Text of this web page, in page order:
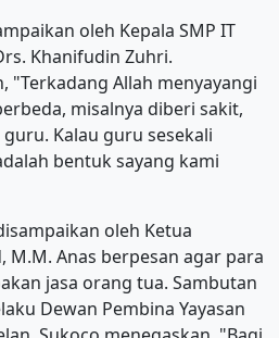
oleh Kepala SMP IT
Khanifudin Zuhri.
"Terkadang Allah menyayangi
misalnya diberi sakit,
Kalau guru sesekali
bentuk sayang kami
oleh Ketua
M.M. Anas berpesan agar para
jasa orang tua. Sambutan
Dewan Pembina Yayasan